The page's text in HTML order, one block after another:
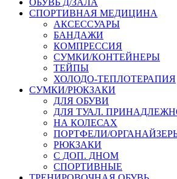
СПОРТИВНАЯ МЕДИЦИНА
АКСЕССУАРЫ
БАНДАЖИ
КОМПРЕССИЯ
СУМКИ/КОНТЕЙНЕРЫ
ТЕЙПЫ
ХОЛОДО-ТЕПЛОТЕРАПИЯ
СУМКИ/РЮКЗАКИ
ДЛЯ ОБУВИ
ДЛЯ ТУАЛ.
НА КОЛЕСАХ
ПОРТФЕЛИ/
РЮКЗАКИ
С ДОП. ДНОМ
СПОРТИВНЫЕ